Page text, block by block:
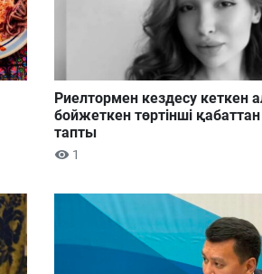
Риелтормен кездесу кеткен
бойжеткен төртінші
тапты
1